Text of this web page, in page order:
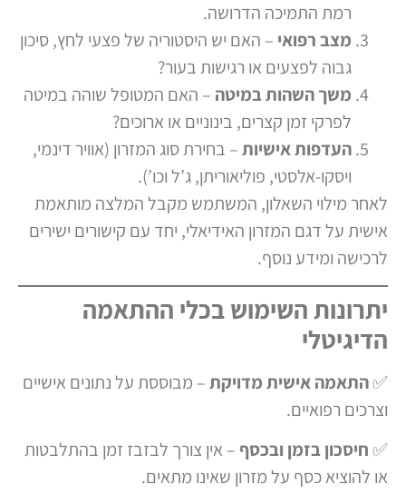
רמת התמיכה הדרושה.
מצב רפואי– האם יש היסטוריה של פצעי לחץ, סיכון
גבוה לפצעים או רגישות בעור?
משך השהות במיטה– האם המטופל שוהה במיטה
לפרקי זמן קצרים, בינוניים או ארוכים?
העדפות אישיות– בחירת סוג המזרון (אוויר דינמי,
ויסקו-אלסטי, פוליאוריתן, ג’ל וכו’).
לאחר מילוי השאלון, המשתמש מקבל המלצה מותאמת
אישית על דגם המזרון האידיאלי, יחד עם קישורים ישירים
לרכישה ומידע נוסף.
יתרונות השימוש בכלי ההתאמה
הדיגיטלי
✅התאמה אישית מדויקת– מבוססת על נתונים אישיים
וצרכים רפואיים.
✅חיסכון בזמן ובכסף– אין צורך לבזבז זמן בהתלבטות
או להוציא כסף על מזרון שאינו מתאים.